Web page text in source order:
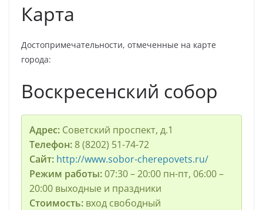
Карта
Достопримечательности, отмеченные на карте
города:
Воскресенский собор
Адрес:Советский проспект, д.1
Телефон: 8 (8202) 51-74-72
Сайт: http://www.sobor-cherepovets.ru/
Режим работы:07:30 – 20:00 пн-пт, 06:00 –
20:00 выходные и праздники
Стоимость:вход свободный